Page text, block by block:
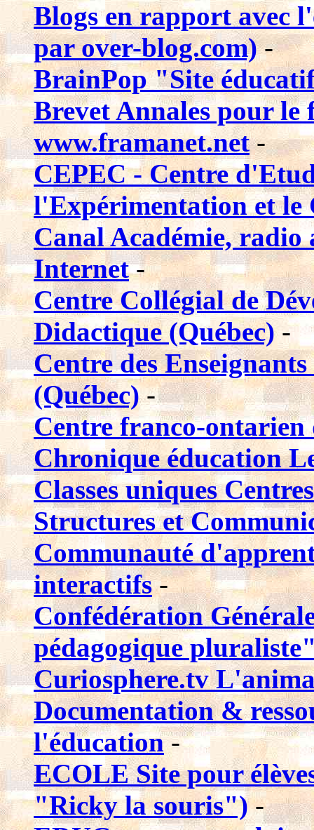
Blogs en rapport avec
par over-blog.com)-
BrainPop "Site
Brevet Annales pour le
www.framanet.net-
CEPEC - Centre
l'Expérimentation et le
Canal Académie, radio
Internet-
Centre Collégial de
Didactique (Québec)-
Centre des
(Québec)-
Centre franco-ontarien
Chronique éducation
Classes uniques
Structures et
Communauté
interactifs-
Confédération
pédagogique
Curiosphere.tv
Documentation &
l'éducation-
ECOLE Site pour
"Ricky la souris")-